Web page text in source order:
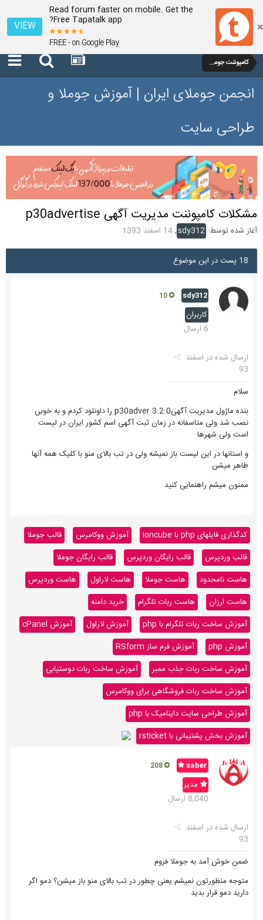
Read forum faster on mobile. Get the
Free Tapatalk app?
FREE - on Google Play
VIEW
کامپوننت جوملا 1.7 و 2.5
انجمن جوملای ایران | آموزش جوملا و
طراحی سایت
مشکلات کامپوننت مدیریت آگهی p30advertise
آغاز شده توسط: sdy312
,14 اسفند 1393
18 پست در این موضوع
sdy312
کاربران
6 ارسال
ارسال شده در اسفند
93
سلام
بنده ماژول مدیریت آگهی3.2.0 p30adver را داونلود کردم و به خوبی
نصب شد ولی متاسفانه در زمان ثبت آگهی اسم کشور ایران در لیست
است ولی شهرها
و استانها در این لیست باز نمیشه ولی در تب بالای منو با کلیک همه آنها
ظاهر میشن
ممنون میشم راهنمایی کنید
کدگذاری فایلهای php با ioncube آموزش ووکامرس
قالب جوملا
قالب وردپرس
قالب رایگان وردپرس
قالب رایگان جوملا
هاست نامحدود
هاست جوملا هاست لاراول
هاست وردپرس
هاست ارزان
هاست ربات تلگرام
خرید دامنه
آموزش ساخت ربات تلگرام با php
آموزش لاراول
آموزش cPanel
آموزش php
آموزش فرم ساز RSform
آموزش ساخت ربات جذب ممبر
آموزش ساخت ربات دوستیابی
آموزش ساخت ربات فروشگاهی برای ووکامرس
آموزش طراحی سایت داینامیک با php
آموزش بخش پشتیبانی با rsticket
saber
مدیر
8,040 ارسال
ارسال شده در اسفند
93
ضمن خوش آمد به جوملا فروم
متوجه منظورتون نمیشم یعنی چطور در تب بالای منو باز میشن؟ دمو اگر
دارید دمو قرار بدید